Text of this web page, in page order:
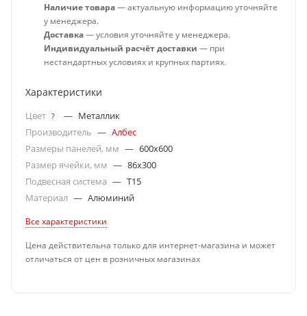
Наличие товара— актуальную информацию уточняйте
у менеджера.
Доставка— условия уточняйте у менеджера.
Индивидуальный расчёт доставки — при
нестандартных условиях и крупных партиях.
Характеристики
Цвет ? — Металлик
Производитель — Албес
Размеры панелей, мм — 600x600
Размер ячейки, мм — 86x300
Подвесная система — T15
Материал — Алюминий
Все характеристики
Цена действительна только для интернет-магазина и может
отличаться от цен в розничных магазинах